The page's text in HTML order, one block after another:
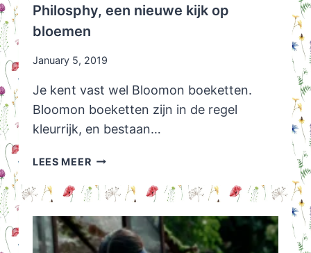
Philosphy, een nieuwe kijk op
bloemen
January 5, 2019
Je kent vast wel Bloomon boeketten.
Bloomon boeketten zijn in de regel
kleurrijk, en bestaan…
LEES MEERBLOOMON
FLORAL
EEN
NIEUWE